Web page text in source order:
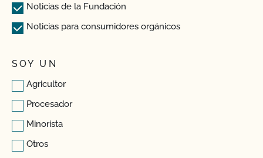
Noticias de la Fundación
Noticias para consumidores orgánicos
SOY UN
Agricultor
Procesador
Minorista
Otros